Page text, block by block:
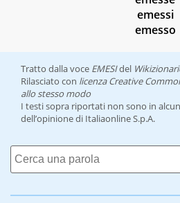
emessi
emesso
Tratto dalla voce EMESIdel
Rilasciato con licenza Creative
allo stesso modo
I testi sopra riportati non sono in
dell’opinione di Italiaonline S.p.A.